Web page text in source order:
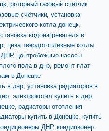
роторный газовый счётчик
счётчики, установка
котла донецк,
водонагревателя в
цена твердотопливные котлы
ДНР, центробежные насосы
пола в днр, ремонт плат
в Донецке
в днр, установка радиаторов в
электрокотёл купить в днр,
радиаторы отопления
купить в Донецке, купить
ДНР, кондиционер